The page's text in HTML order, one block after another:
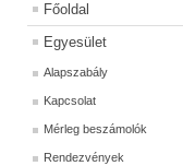
Főoldal
Egyesület
Alapszabály
Kapcsolat
Mérleg beszámolók
Rendezvények